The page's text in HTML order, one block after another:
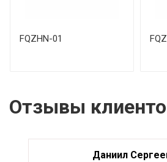
FQZHN-01
Отзывы
Даниил